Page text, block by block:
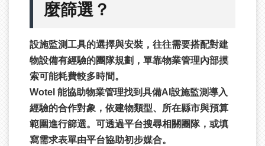
麼篩選？
設施監測工具的選擇與安裝，往往需要搭配對建
物設備有經驗的團隊規劃，單靠物業管理內部摸
索可能耗費較多時間。
Wotel 能協助物業管理找到具備AI設施監測導入
經驗的合作對象，依建物類型、所在縣市與預算
範圍進行篩選。可透過平台搜尋相關團隊，或填
寫需求表單由平台協助初步媒合。